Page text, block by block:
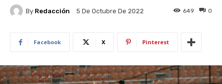
By Redacción 5 De Octubre De 2022 0
649
Facebook X Pinterest